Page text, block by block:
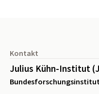
Kontakt
Julius Kühn-Institut